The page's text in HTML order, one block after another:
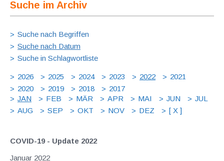
Suche im Archiv
Suche nach Begriffen
Suche nach Datum
Suche in Schlagwortliste
2026 2025 2024 2023 2022
2021
2020
2019 2018
2017
JAN
FEB MÄR APR MAI JUN
JUL
AUG
SEP OKT NOV DEZ [ X ]
COVID-19 - Update 2022
Januar 2022